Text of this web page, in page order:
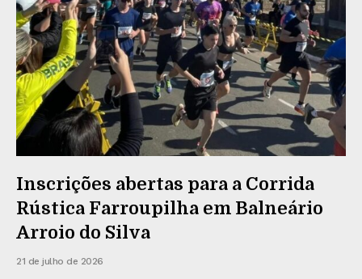
Inscrições abertas para a Corrida
Rústica Farroupilha em Balneário
Arroio do Silva
21 de julho de 2026